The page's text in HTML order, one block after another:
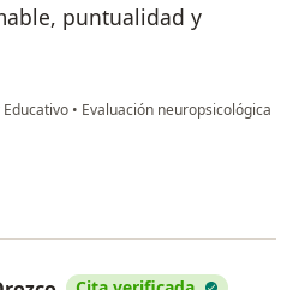
puntualidad y
• Evaluación neuropsicológica